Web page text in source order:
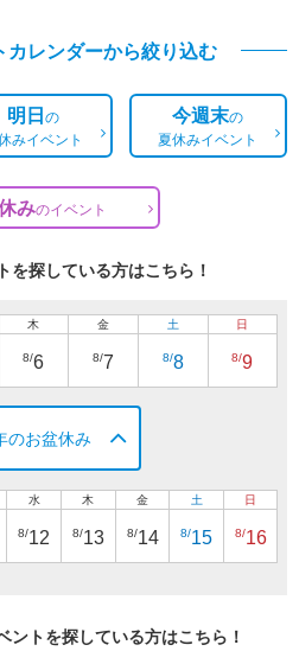
カレンダーから絞り込む
明日の
みイベント
今週末の
夏休みイベント
みのイベント
を探している方はこちら！
木
8/6
金
8/7
土
8/8
日
8/9
のお盆休み
水
8/12
木
8/13
金
8/14
土
8/15
日
8/16
トを探している方はこちら！